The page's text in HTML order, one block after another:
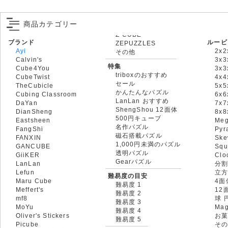
商品カテゴリー
ブランド
Ayi
Calvin's
Cube4You
CubeTwist
TheCubicle
Cubing Classroom
DaYan
DianSheng
Eastsheen
FangShi
FANXIN
GANCUBE
GiiKER
LanLan
Lefun
Maru Cube
Meffert's
mf8
MoYu
Oliver's Stickers
Picube
ZEPUZZLES
その他
特集
triboxのおすすめ
セール
かんたんなパズル
LanLan おすすめ
ShengShou 12面体
500円キューブ
名作パズル
磁石搭載パズル
1,000円未満のパズル
透明パズル
Gearパズル
難易度の目安
難易度 1
難易度 2
難易度 3
難易度 4
難易度 5
ルー
分
立
4面
12
球
お
そ